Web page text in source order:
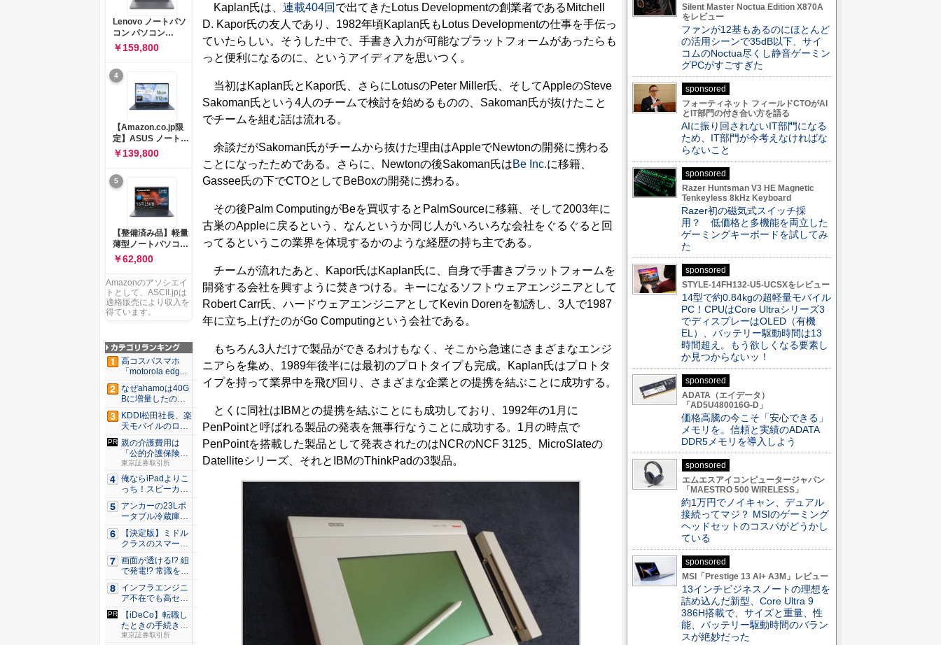
Kaplan氏は、 連載404回 で出てきたLotus Developmentの創業者であるMitchell
D. Kapor氏の友人であり、1982年頃Kaplan氏もLotus Developmentの仕事を手伝っ
ていたらしい。そうした中で、手書き入力が可能なプラットフォームがあったらも
っと便利になるのに、というアイディアを思いつく。
当初はKaplan氏とKapor氏、さらにLotusのPeter Miller氏、そしてAppleのSteve
Sakoman氏という4人のチームで検討を始めるものの、Sakoman氏が抜けたこと
でチームを組む話は流れる。
余談だがSakoman氏がチームから抜けた理由はAppleでNewtonの開発に携わる
ことになったためである。さらに、Newtonの後Sakoman氏はBe Inc.に移籍、
Gassee氏の下でCTOとしてBeBoxの開発に携わる。
その後Palm ComputingがBeを買収するとPalmSourceに移籍、そして2003年に
古巣のAppleに戻るという、なんというか同じ人がいろいろな会社をぐるぐると回
ってるというこの業界を体現するかのような経歴の持ち主である。
チームが流れたあと、Kapor氏はKaplan氏に、自身で手書きプラットフォームを
開発する会社を興すように焚きつける。キーになるソフトウェアエンジニアとして
Robert Carr氏、ハードウェアエンジニアとしてKevin Dorenを勧誘し、3人で1987
年に立ち上げたのがGo Computingという会社である。
もちろん3人だけで製品ができるわけもなく、そこから急速にさまざまなエンジ
ニアらを集め、1989年後半には最初のプロトタイプも完成。Kaplan氏はプロトタ
イプを持って業界中を飛び回り、さまざまな企業との提携を結ぶことに成功する。
とくに同社はIBMとの提携を結ぶことにも成功しており、1992年の1月に
PenPointと呼ばれる製品の発表を無事行なうことに成功する。1月の時点で
PenPointを搭載した製品として発表されたのはNCRのNCF 3125、MicroSlateの
Datelliteシリーズ、それとIBMのThinkPadの3製品。
Lenovo ノートパソ
コン パソコン
IdeaPad Slim 3 14.0
インチ AMD
Ryzen™ 5 8640HS
メモリ16GB
SSD512GB
Microsoft 365 試用
版 Windows11 バッ
テリー駆動12.6時間
重量1.39kg ルナグレ
ー 83K9003JJP ノー
トPC
￥159,800
4
【Amazon.co.jp限
定】ASUS ノートパ
ソコン Vivobook 15
M1502NAQ 15.6イ
ンチ AMD Ryzen 7
170 メモリ16GB
SSD 512GB
Microsoft 365
Personal (24か月版)
搭載 Windows 11 重
量1.7kg Wi-Fi 6E ク
ワイエットブルー
M1502NAQ-
￥139,800
5
【整備済み品】軽量
薄型ノートパソコン
dynabook G83 ■
13.3型
FHD(1920x1080) -
高性能第11世代Core
i5-1135G7 - メモリ
16GB - SSD 256GB
USB Type-C - MS
Office 2021 - Win11
搭載
￥62,800
Amazonのアソシエイ
トとして、ASCII.jpは
適格販売により収入を
得ています。
高コスパスマホ
「motorola edg...
なぜahamoは40G
Bに増量したの
か ...
KDDI松田社長、楽
天モバイルのロー
ミン...
親の介護費用は
「公的介護保険」
でカバーで...
東京証券取引所
俺ならiPadよりこ
っち！スピーカー
9個...
アンカーの23Lポ
ータブル冷蔵庫が
Ama...
【決定版】ミドル
クラスのスマート
フォンの...
画面が透ける!? 紐
で発電!? 常識を
ぶ...
インフラエンジニ
ア不在でも高セキ
ュリティ...
【iDeCo】転職し
たときの手続き方
法【...
東京証券取引所
Silent Master Noctua Edition X870A
をレビュー
ファンが12基もあるのにほとんど
の活用シーンで35dB以下、サイ
コムのNoctua尽くし静音ゲーミン
グPCがすごすぎた
sponsored
フォーティネット フィールドCTOがAI
とIT部門の付き合い方を語る
AIに振り回されないIT部門になる
ため、IT部門が今考えなければな
らないこと
sponsored
Razer Huntsman V3 HE Magnetic
Tenkeyless 8kHz Keyboard
Razer初の磁気式スイッチ採
用？ 低価格と多機能を両立した
ゲーミングキーボードを試してみ
た
sponsored
STYLE-14FH132-U5-UCSXをレビュー
14型で約0.84kgの超軽量モバイル
PC！CPUはCore Ultraシリーズ3
でディスプレーはOLED（有機
EL）、バッテリー駆動時間は13
時間超え。もう欲しくなる要素し
か見つからないッ！
sponsored
ADATA（エイデータ）
「AD5U480016G-D」
価格高騰の今こそ「安心できる」
メモリを。信頼と実績のADATA
DDR5メモリを導入しよう
sponsored
エムエスアイコンピュータージャパン
「MAESTRO 500 WIRELESS」
約1万円でノイキャン、デュアル
接続ってマジ？ MSIのゲーミング
ヘッドセットのコスパがどうかし
ている
sponsored
MSI「Prestige 13 AI+ A3M」レビュー
13インチビジネスノートの理想を
詰め込んだ新型、Core Ultra 9
386H搭載で、サイズと重量、性
能、バッテリー駆動時間のバラン
スが絶妙だった